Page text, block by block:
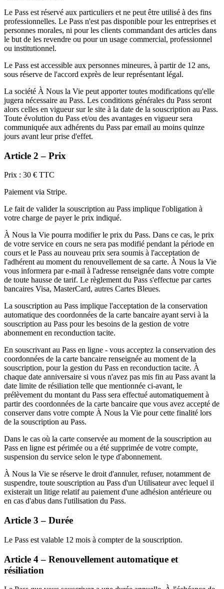
Le Pass est réservé aux particuliers et ne peut être utilisé à des fins
professionnelles. Le Pass n'est pas disponible pour les entreprises et
personnes morales, ni pour les clients commandant des articles dans
le but de les revendre ou pour un usage commercial, professionnel
ou institutionnel.
Le Pass est accessible aux personnes mineures, à partir de 12 ans,
sous réserve de l'accord exprès de leur représentant légal.
La société À Nous la Vie peut apporter toutes modifications qu'elle
jugera nécessaire au Pass. Les conditions générales du Pass seront
alors celles en vigueur sur le site à la date de la souscription au Pass.
Toute évolution du Pass et/ou des avantages en vigueur sera
communiquée aux adhérents du Pass par email au moins quinze
jours avant leur prise d'effet.
Article 2 – Prix
Prix : 30 € TTC
Paiement via Stripe.
Le fait de valider la souscription au Pass implique l'obligation à
votre charge de payer le prix indiqué.
À Nous la Vie pourra modifier le prix du Pass. Dans ce cas, le prix
de votre service en cours ne sera pas modifié pendant la période en
cours et le Pass au nouveau prix sera soumis à l'acceptation de
l'adhérent au moment du renouvellement de sa carte. À Nous la Vie
vous informera par e-mail à l'adresse renseignée dans votre compte
de toute hausse de tarif. Le règlement du Pass s'effectue par cartes
bancaires Visa, MasterCard, autres Cartes Bleues.
La souscription au Pass implique l'acceptation de la conservation
automatique des coordonnées de la carte bancaire ayant servi à la
souscription au Pass pour les besoins de la gestion de votre
abonnement en reconduction tacite.
En souscrivant au Pass en ligne - vous acceptez la conservation des
coordonnées de la carte bancaire renseignée au moment de la
souscription, pour la gestion du Pass en reconduction tacite. À
chaque date anniversaire si vous n'avez pas mis fin au Pass avant la
date limite de résiliation telle que mentionnée ci-avant, le
prélèvement du montant du Pass sera effectué automatiquement à
partir des coordonnées de la carte bancaire que vous avez accepté de
conserver dans votre compte À Nous la Vie pour cette finalité lors
de la souscription au Pass.
Dans le cas où la carte conservée au moment de la souscription au
Pass en ligne est périmée ou a été supprimée de votre compte,
suspension du service selon le type d'abonnement.
À Nous la Vie se réserve le droit d'annuler, refuser, notamment de
suspendre, toute souscription au Pass d'un Utilisateur avec lequel il
existerait un litige relatif au paiement d'une adhésion antérieure ou
en cas d'abus dans l'utilisation du Pass.
Article 3 – Durée
Le Pass est valable 12 mois à compter de la souscription.
Article 4 – Renouvellement automatique et
résiliation